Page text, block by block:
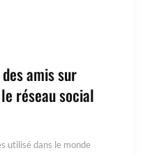
amis sur
réseau social
utilisé dans le monde